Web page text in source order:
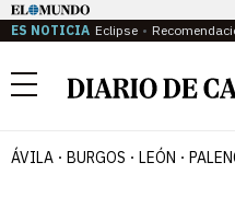
ES NOTICIA Eclipse
Menú
ÁVILA BURGOS LEÓN